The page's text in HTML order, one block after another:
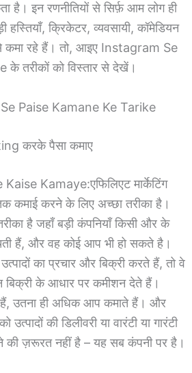
है। इन रणनीतियों से सिर्फ़ आम लोग ही
हस्तियाँ, क्रिकेटर, व्यवसायी, कॉमेडियन
रहे हैं। तो, आइए Instagram Se
तरीकों को विस्तार से देखें।
Paise Kamane Ke Tarike
करके पैसा कमाए
Kamaye:एफिलिएट मार्केटिंग
कमाई करने के लिए अच्छा तरीका है।
है जहाँ बड़ी कंपनियाँ किसी और के
हैं, और वह कोई आप भी हो सकते है।
का प्रचार और बिक्री करते हैं, तो वे
बिक्री के आधार पर कमीशन देते हैं।
उतना ही अधिक आप कमाते हैं। और
की डिलीवरी या वारंटी या गारंटी
की ज़रूरत नहीं है – यह सब कंपनी पर है।